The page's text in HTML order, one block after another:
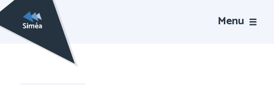
Menu